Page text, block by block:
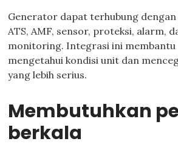
Generator dapat terhubung
ATS, AMF, sensor, proteksi, alarm,
monitoring. Integrasi ini
mengetahui kondisi unit dan
yang lebih serius.
Membutuhkan
berkala